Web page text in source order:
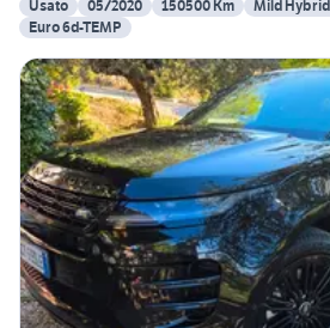
Usato
05/2020 150500 Km Mild
Euro 6d-TEMP